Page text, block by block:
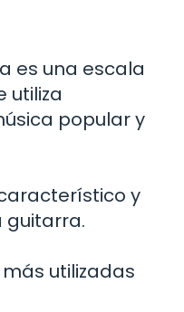
es una escala
utiliza
popular y
y
guitarra.
utilizadas